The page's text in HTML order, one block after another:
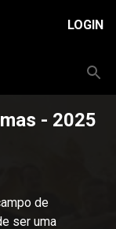
LOGIN
- 2025
de
ser uma